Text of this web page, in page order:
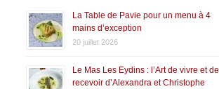
La Table de Pavie pour un menu à 4
mains d’exception
20 juillet 2026
Le Mas Les Eydins : l’Art de vivre et de
recevoir d’Alexandra et Christophe